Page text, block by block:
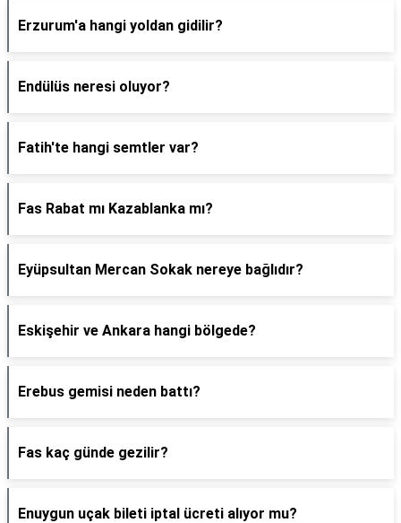
Erzurum'a hangi yoldan gidilir?
Endülüs neresi oluyor?
Fatih'te hangi semtler var?
Fas Rabat mı Kazablanka mı?
Eyüpsultan Mercan Sokak nereye bağlıdır?
Eskişehir ve Ankara hangi bölgede?
Erebus gemisi neden battı?
Fas kaç günde gezilir?
Enuygun uçak bileti iptal ücreti alıyor mu?